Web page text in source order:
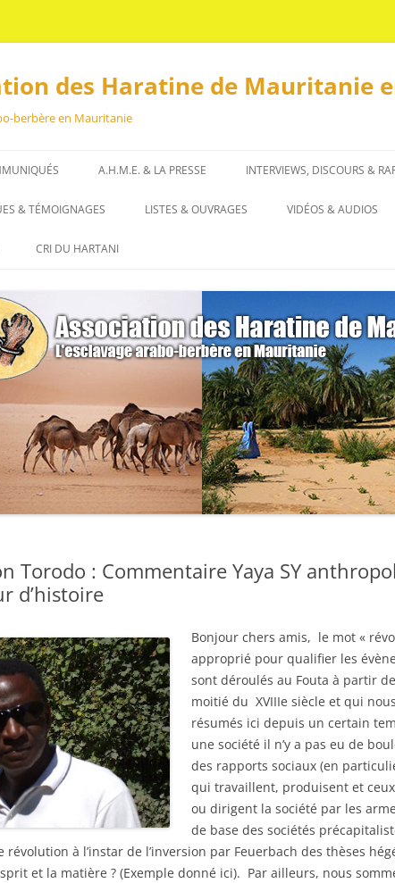
des Haratine de Mauritanie
berbère en Mauritanie
A.H.M.E. & LA PRESSE INTERVIEWS, DISCOURS &
INTERVIEWS
& TÉMOIGNAGES LISTES & OUVRAGES VIDÉOS & AUDIOS
CRI DU HARTANI
Torodo : Commentaire Yaya SY
d’histoire
Bonjour chers amis, le mot «
approprié pour qualifier les
sont déroulés au Fouta à partir
moitié du XVIIIe siècle et qui
résumés ici depuis un certain
une société il n’y a pas eu de
des rapports sociaux (en
qui travaillent, produisent et
ou dirigent la société par les
de base des sociétés
révolution à l’instar de l’inversion par Feuerbach des thèses
et la matière ? (Exemple donné ici). Par ailleurs, nous